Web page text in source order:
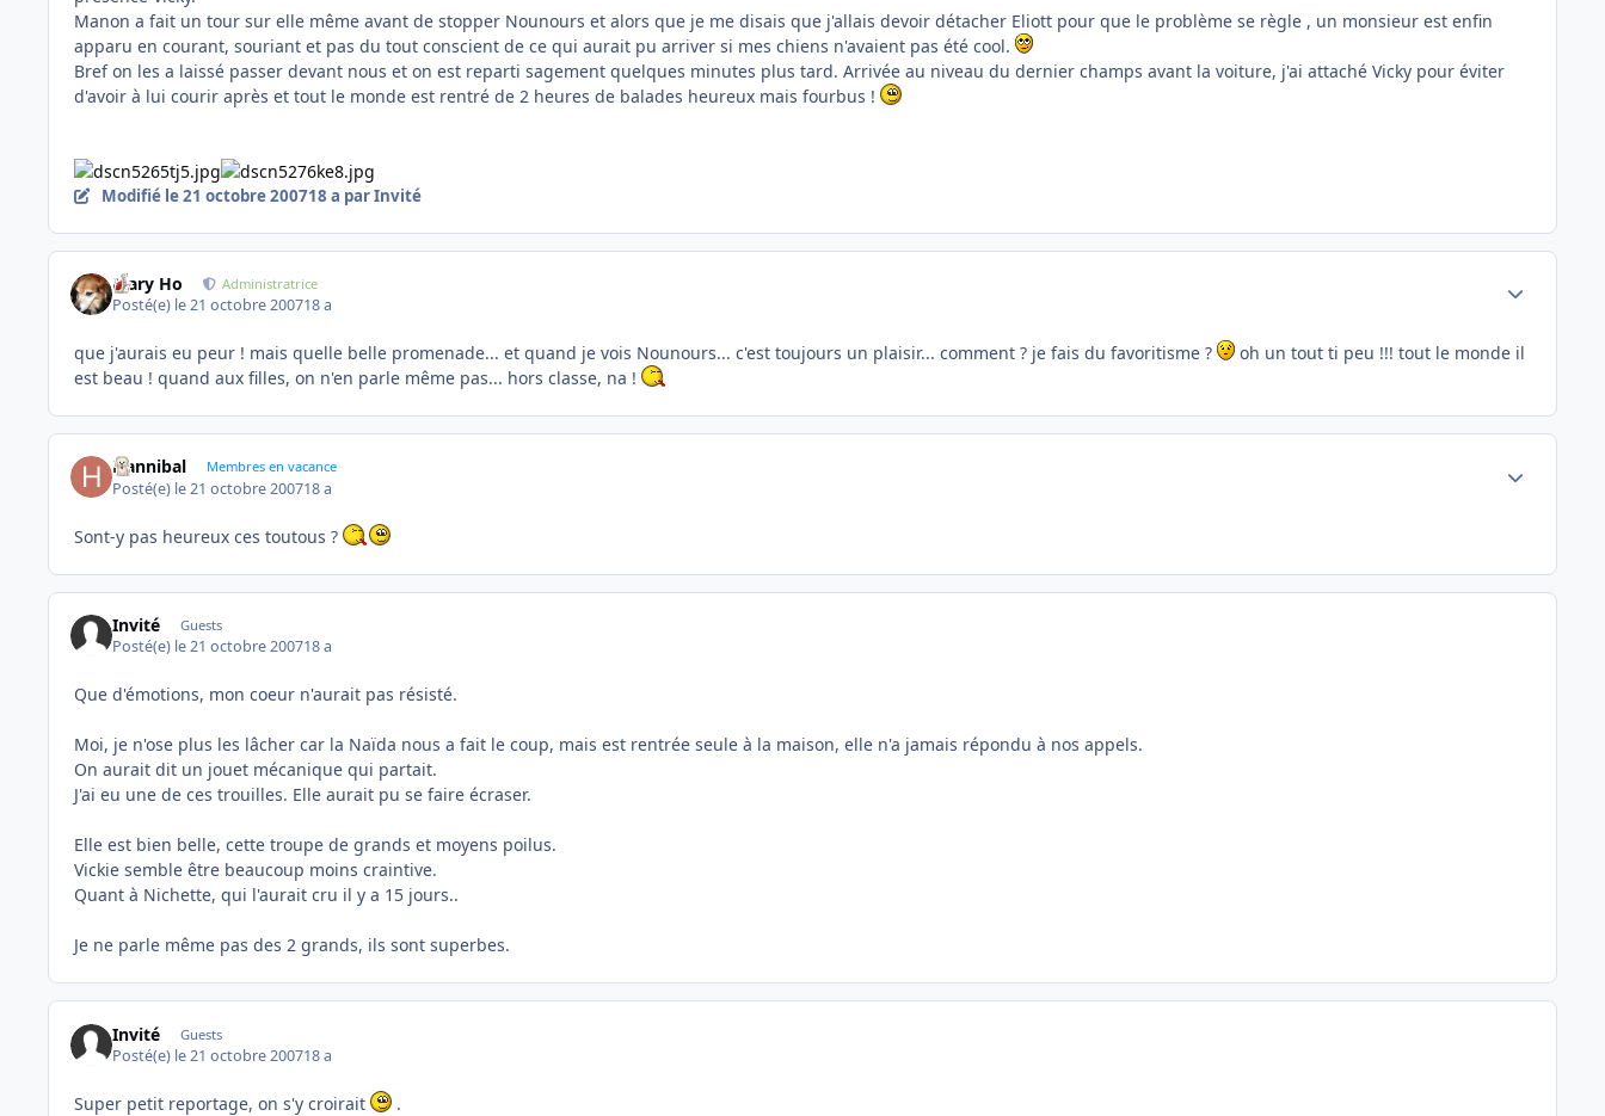
Manon a fait un tour sur elle même avant de stopper Nounours et alors que je me disais que j'allais devoir détacher Eliott pour que le problème se règle , un monsieur est enfin
apparu en courant, souriant et pas du tout conscient de ce qui aurait pu arriver si mes chiens n'avaient pas été cool.
Bref on les a laissé passer devant nous et on est reparti sagement quelques minutes plus tard. Arrivée au niveau du dernier champs avant la voiture, j'ai attaché Vicky pour éviter
d'avoir à lui courir après et tout le monde est rentré de 2 heures de balades heureux mais fourbus !
Modifié le 21 octobre 200718 a par Invité
Mary Ho Administratrice
Posté(e) le 21 octobre 200718 a
que j'aurais eu peur ! mais quelle belle promenade... et quand je vois Nounours... c'est toujours un plaisir... comment ? je fais du favoritisme ?
oh un tout ti peu !!! tout le monde il
est beau ! quand aux filles, on n'en parle même pas... hors classe, na !
Hannibal Membres en vacance
Posté(e) le 21 octobre 200718 a
Sont-y pas heureux ces toutous ?
Invité Guests
Posté(e) le 21 octobre 200718 a
Que d'émotions, mon coeur n'aurait pas résisté.
Moi, je n'ose plus les lâcher car la Naïda nous a fait le coup, mais est rentrée seule à la maison, elle n'a jamais répondu à nos appels.
On aurait dit un jouet mécanique qui partait.
J'ai eu une de ces trouilles. Elle aurait pu se faire écraser.
Elle est bien belle, cette troupe de grands et moyens poilus.
Vickie semble être beaucoup moins craintive.
Quant à Nichette, qui l'aurait cru il y a 15 jours..
Je ne parle même pas des 2 grands, ils sont superbes.
Invité Guests
Posté(e) le 21 octobre 200718 a
Super petit reportage, on s'y croirait .